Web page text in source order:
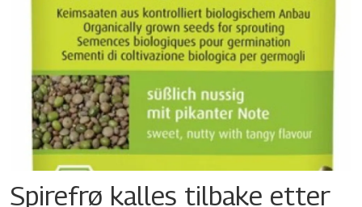
Spirefrø kalles tilbake etter